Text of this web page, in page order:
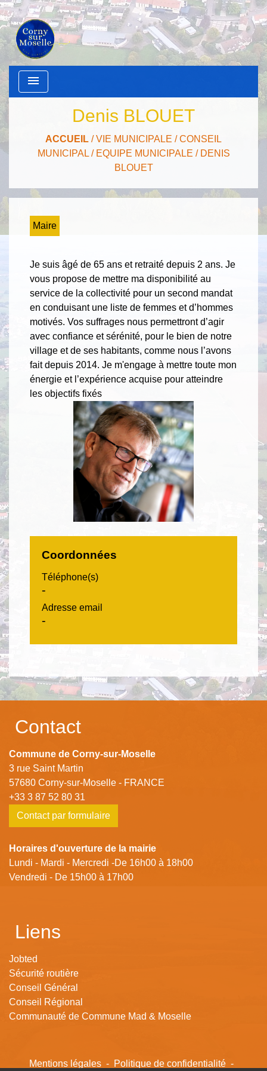
menu
Denis BLOUET
ACCUEIL /VIE MUNICIPALE /CONSEIL
MUNICIPAL/ EQUIPE MUNICIPALE / DENIS
BLOUET
Maire
Je suis âgé de 65 ans et retraité depuis 2 ans. Je
vous propose de mettre ma disponibilité au
service de la collectivité pour un second mandat
en conduisant une liste de femmes et d’hommes
motivés. Vos suffrages nous permettront d’agir
avec confiance et sérénité, pour le bien de notre
village et de ses habitants, comme nous l’avons
fait depuis 2014. Je m'engage à mettre toute mon
énergie et l’expérience acquise pour atteindre
les objectifs fixés
Coordonnées
Téléphone(s)
-
Adresse email
-
Contact
Commune de Corny-sur-Moselle
3 rue Saint Martin
57680 Corny-sur-Moselle - FRANCE
+33 3 87 52 80 31
Contact par formulaire
Horaires d'ouverture de la mairie
Lundi - Mardi - Mercredi -De 16h00 à 18h00
Vendredi - De 15h00 à 17h00
Liens
Jobted
Sécurité routière
Conseil Général
Conseil Régional
Communauté de Commune Mad & Moselle
Mentions légales - Politique de confidentialité -